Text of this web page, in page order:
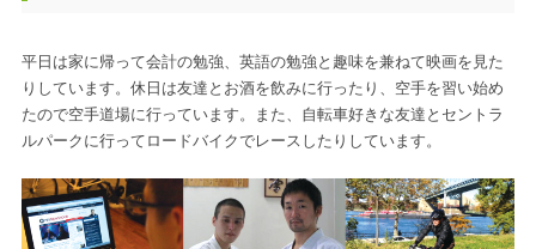
平日は家に帰って会計の勉強、英語の勉強と趣味を兼ねて映画を見た
りしています。休日は友達とお酒を飲みに行ったり、空手を習い始め
たので空手道場に行っています。また、自転車好きな友達とセントラ
ルパークに行ってロードバイクでレースしたりしています。